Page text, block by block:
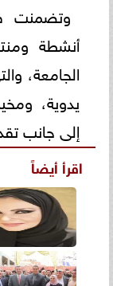
وتضمنت
أنشطة
الجامعة،
يدوية،
إلى جانب
اقرأ أيضاً